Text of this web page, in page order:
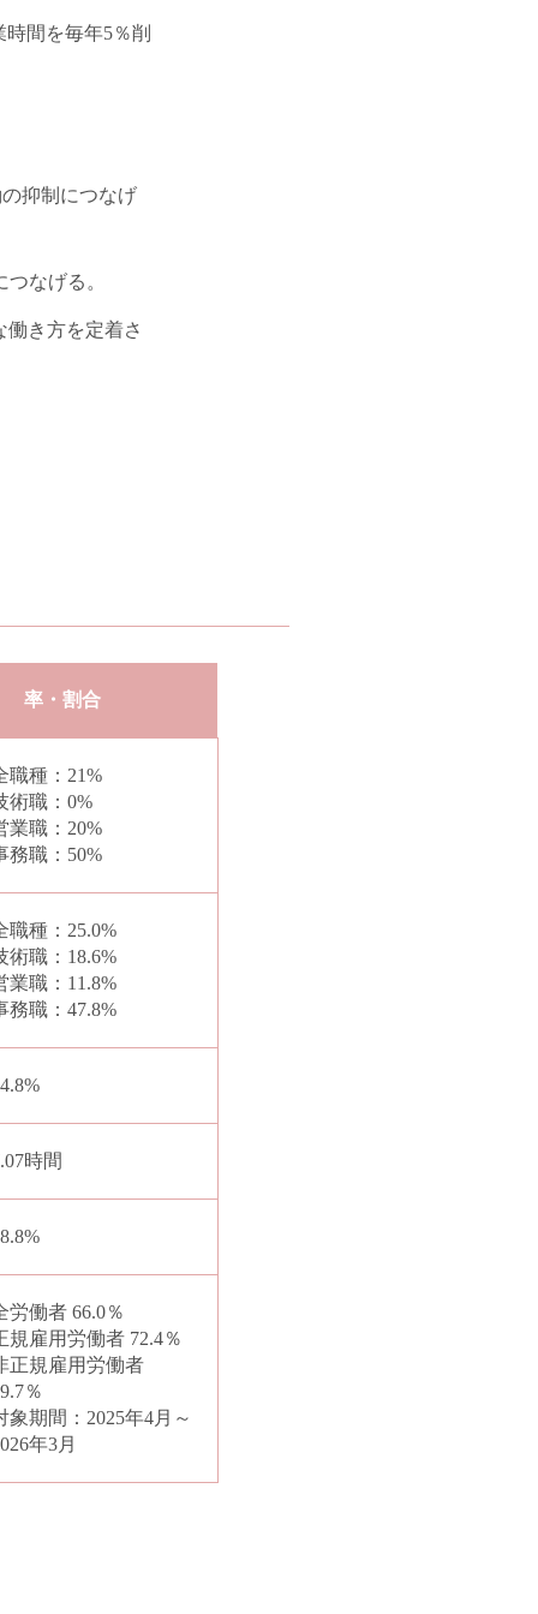
間を毎年5％削
抑制につなげ
なげる。
き方を定着さ
率・割合
職種：21%
術職：0%
業職：20%
務職：50%
職種：25.0%
術職：18.6%
業職：11.8%
務職：47.8%
時間
労働者 66.0％
規雇用労働者 72.4％
正規雇用労働者
％
象期間：2025年4月～
年3月